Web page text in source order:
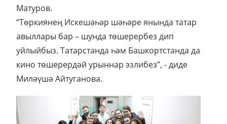
Матуров.
“Төркиянең Искешәһәр шәһәре янында татар
авыллары бар – шунда төшерербез дип
уйлыйбыз. Татарстанда һәм Башкортстанда да
кино төшерердәй урыннар эзлибез”, - диде
Миләүшә Айтуганова.